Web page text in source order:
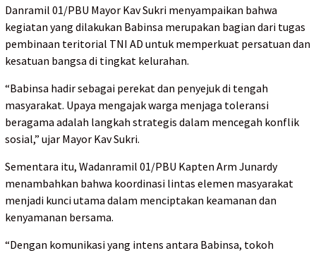
Danramil 01/PBU Mayor Kav Sukri menyampaikan bahwa
kegiatan yang dilakukan Babinsa merupakan bagian dari tugas
pembinaan teritorial TNI AD untuk memperkuat persatuan dan
kesatuan bangsa di tingkat kelurahan.
“Babinsa hadir sebagai perekat dan penyejuk di tengah
masyarakat. Upaya mengajak warga menjaga toleransi
beragama adalah langkah strategis dalam mencegah konflik
sosial,” ujar Mayor Kav Sukri.
Sementara itu, Wadanramil 01/PBU Kapten Arm Junardy
menambahkan bahwa koordinasi lintas elemen masyarakat
menjadi kunci utama dalam menciptakan keamanan dan
kenyamanan bersama.
“Dengan komunikasi yang intens antara Babinsa, tokoh